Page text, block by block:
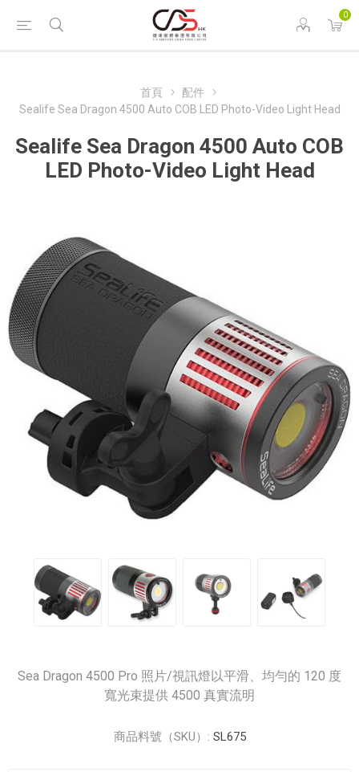
0
首頁
配件
Sealife Sea Dragon 4500 Auto COB LED Photo-Video Light Head
Sealife Sea Dragon 4500 Auto COB
LED Photo-Video Light Head
Sea Dragon 4500 Pro 照片/視訊燈以平滑、均勻的 120 度
寬光束提供 4500 真實流明
商品料號（SKU）: SL675